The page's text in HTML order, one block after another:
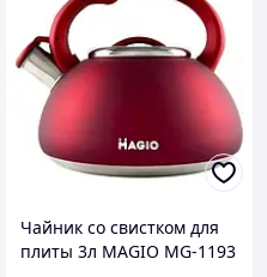
Чайник со свистком для
плиты 3л MAGIO MG-1193